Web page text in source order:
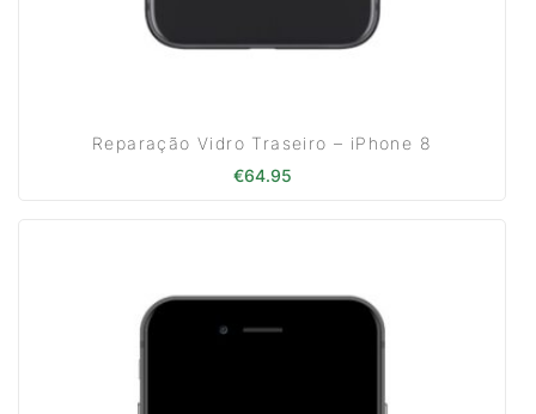
Reparação Vidro Traseiro – iPhone 8
€64.95